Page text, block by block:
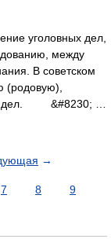
уголовных дел,
между
В советском
(родовую),
дел. &#8230; …
→
7 8
9